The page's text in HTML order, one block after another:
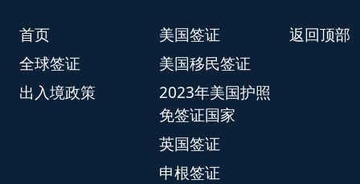
返回顶部
首页
全球签证
出入境政策
美国签证
美国移民签证
2023年美国护照
免签证国家
英国签证
申根签证